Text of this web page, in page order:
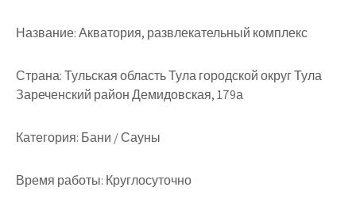
Название:Акватория, развлекательный комплекс
Страна:Тульская область Тула городской округ Тула
Зареченский район Демидовская, 179а
Категория: Бани / Сауны
Время работы: Круглосуточно